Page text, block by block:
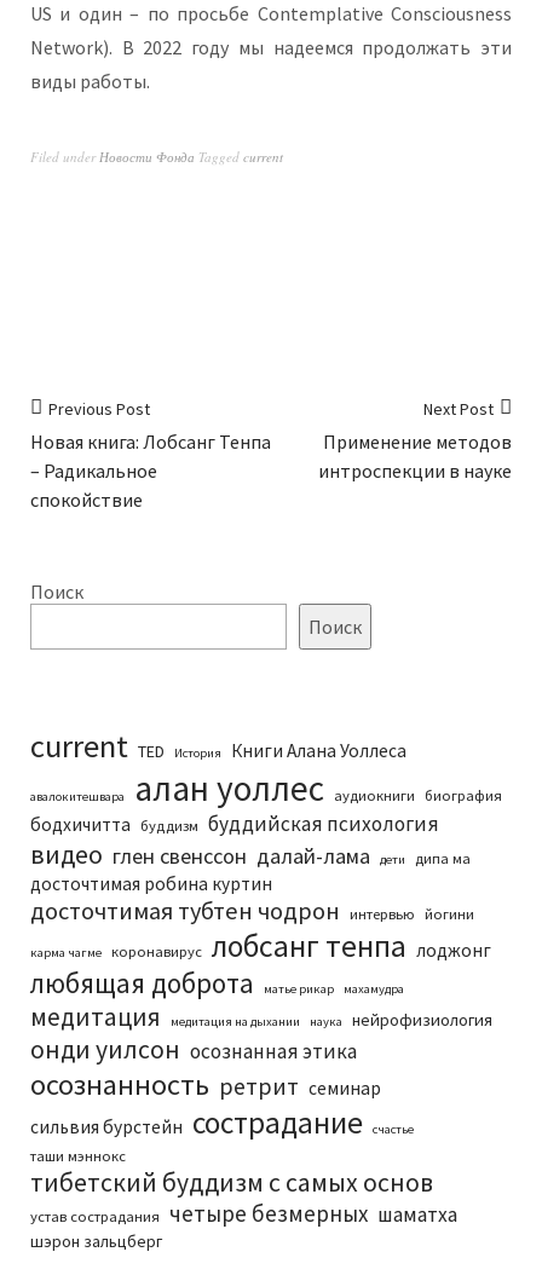
US и один – по просьбе Contemplative Consciousness
Network). В 2022 году мы надеемся продолжать эти
виды работы.
Filed underНовости Фонда Tagged current
Previous Post
Новая книга: Лобсанг Тенпа
– Радикальное
спокойствие
Next Post
Применение методов
интроспекции в науке
Поиск
Поиск
current TED История Книги Алана Уоллеса
авалокитешвара алан уоллес аудиокниги биография
бодхичитта буддизм буддийская психология
видео глен свенссон далай-лама дети дипа ма
досточтимая робина куртин
досточтимая тубтен чодрон интервью йогини
карма чагме коронавирус лобсанг тенпа лоджонг
любящая доброта матье рикар махамудра
медитация медитация на дыхании наука нейрофизиология
онди уилсон осознанная этика
осознанность ретрит семинар
сильвия бурстейн сострадание счастье
таши мэннокс
тибетский буддизм с самых основ
устав сострадания четыре безмерных шаматха
шэрон зальцберг